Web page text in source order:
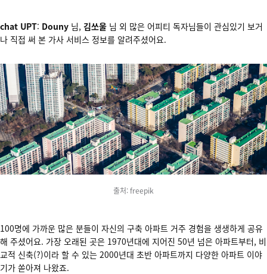
chat UPT: Douny 님, 김쏘울 님 외 많은 어피티 독자님들이 관심있기 보거
나 직접 써 본 가사 서비스 정보를 알려주셨어요.
출처: freepik
100명에 가까운 많은 분들이 자신의 구축 아파트 거주 경험을 생생하게 공유
해 주셨어요. 가장 오래된 곳은 1970년대에 지어진 50년 넘은 아파트부터, 비
교적 신축(?)이라 할 수 있는 2000년대 초반 아파트까지 다양한 아파트 이야
기가 쏟아져 나왔죠.